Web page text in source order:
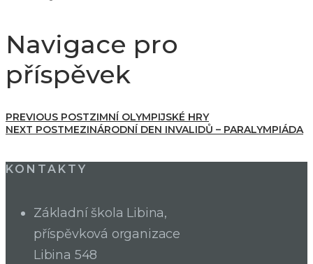
Navigace pro
příspěvek
PREVIOUS POSTZIMNÍ OLYMPIJSKÉ HRY
NEXT POSTMEZINÁRODNÍ DEN INVALIDŮ – PARALYMPIÁDA
KONTAKTY
Základní škola Libina,
příspěvková organizace
Libina 548